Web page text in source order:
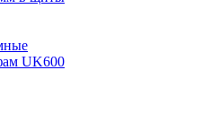
UK600